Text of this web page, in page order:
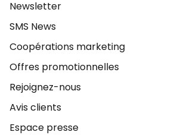
Newsletter
SMS News
Coopérations marketing
Offres promotionnelles
Rejoignez-nous
Avis clients
Espace presse